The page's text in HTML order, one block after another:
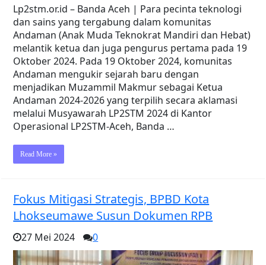
Lp2stm.or.id – Banda Aceh | Para pecinta teknologi
dan sains yang tergabung dalam komunitas
Andaman (Anak Muda Teknokrat Mandiri dan Hebat)
melantik ketua dan juga pengurus pertama pada 19
Oktober 2024. Pada 19 Oktober 2024, komunitas
Andaman mengukir sejarah baru dengan
menjadikan Muzammil Makmur sebagai Ketua
Andaman 2024-2026 yang terpilih secara aklamasi
melalui Musyawarah LP2STM 2024 di Kantor
Operasional LP2STM-Aceh, Banda …
Read More »
Fokus Mitigasi Strategis, BPBD Kota
Lhokseumawe Susun Dokumen RPB
27 Mei 2024 0